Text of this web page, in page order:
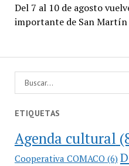
Del 7 al 10 de agosto
importante de San Martín
ETIQUETAS
Agenda cultural
Cooperativa COMACO(6)